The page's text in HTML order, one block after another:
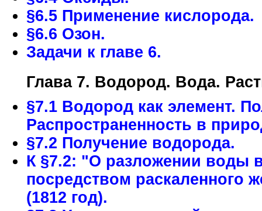
§6.5 Применение кислорода.
§6.6 Озон.
Задачи к главе 6.
Глава 7. Водород. Вода.
§7.1 Водород как элемент.
Распространенность в
§7.2 Получение водорода.
К §7.2: "О разложении воды
посредством раскаленного
(1812 год).